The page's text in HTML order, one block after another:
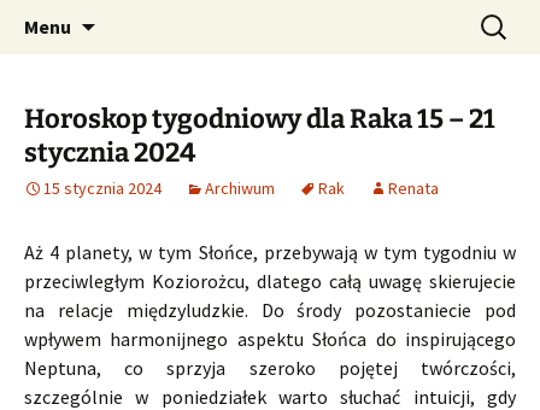
CzaroMarowy horoskop
dzienny, miesięczny i
tygodniowy
Profesjonalne przepowiednie astrologiczne
Menu Szukaj:
Horoskop tygodniowy dla Raka 15 – 21
stycznia 2024
15 stycznia 2024 Archiwum Rak Renata
Aż 4 planety, w tym Słońce, przebywają w tym tygodniu w
przeciwległym Koziorożcu, dlatego całą uwagę skierujecie
na relacje międzyludzkie. Do środy pozostaniecie pod
wpływem harmonijnego aspektu Słońca do inspirującego
Neptuna, co sprzyja szeroko pojętej twórczości,
szczególnie w poniedziałek warto słuchać intuicji, gdy